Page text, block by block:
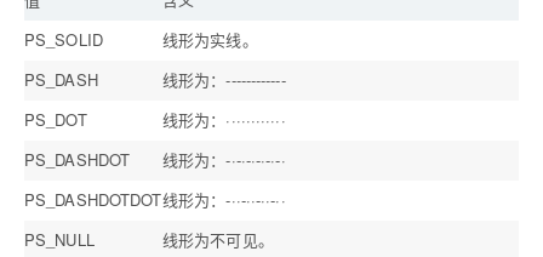
PS_SOLID
线形为实线。
PS_DASH
线形为：------------
PS_DOT
线形为：············
PS_DASHDOT
线形为：-·-·-·-·-·-·
PS_DASHDOTDOT线形为：-··-··-··-··
PS_NULL
线形为不可见。